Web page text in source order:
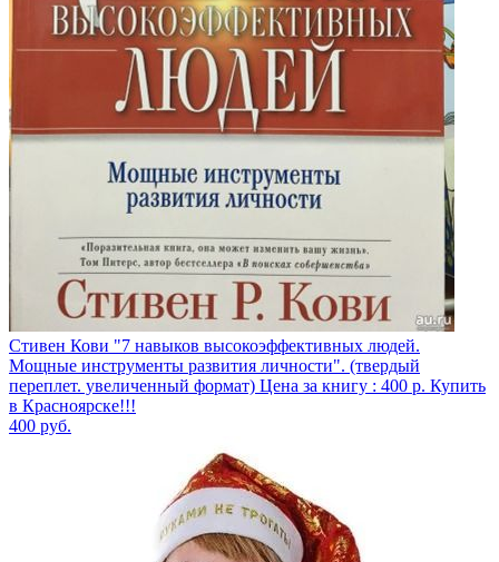
Стивен Кови "7 навыков высокоэффективных людей.
Мощные инструменты развития личности". (твердый
переплет. увеличенный формат) Цена за книгу : 400 р. Купить
в Красноярске!!!
400 руб.